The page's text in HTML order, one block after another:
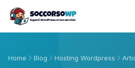
Home Blog Hosting Wordpress